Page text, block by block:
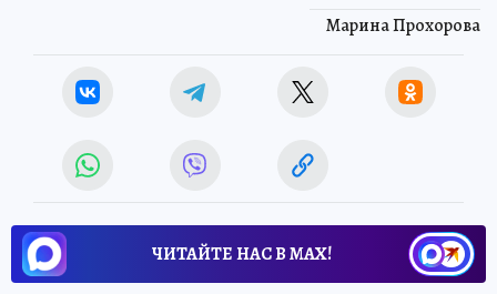
Марина Прохорова
ЧИТАЙТЕ НАС В МАХ!